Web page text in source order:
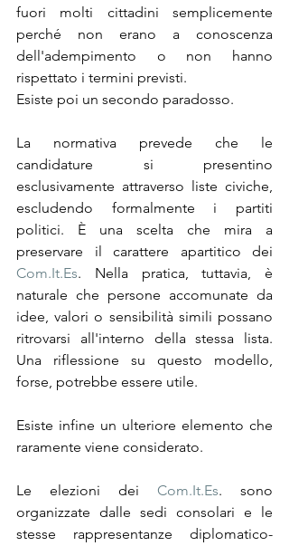
fuori molti cittadini semplicemente
perché non erano a conoscenza
dell'adempimento o non hanno
rispettato i termini previsti.
Esiste poi un secondo paradosso.
La normativa prevede che le
candidature si presentino
esclusivamente attraverso liste civiche,
escludendo formalmente i partiti
politici. È una scelta che mira a
Com.It.Es. Nella pratica, tuttavia, è
naturale che persone accomunate da
idee, valori o sensibilità simili possano
ritrovarsi all'interno della stessa lista.
Una riflessione su questo modello,
forse, potrebbe essere utile.
Esiste infine un ulteriore elemento che
raramente viene considerato.
Le elezioni dei Com.It.Es. sono
organizzate dalle sedi consolari e le
stesse rappresentanze diplomatico-